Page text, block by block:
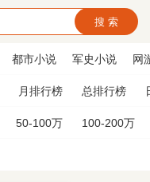
搜 索
都市小说 军史小说 网
月排行榜 总排行榜
50-100万 100-200万